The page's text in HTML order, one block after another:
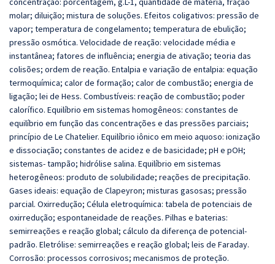
molar; diluição; mistura de soluções. Efeitos coligativos: pressão de
vapor; temperatura de congelamento; temperatura de ebulição;
pressão osmótica. Velocidade de reação: velocidade média e
instantânea; fatores de influência; energia de ativação; teoria das
colisões; ordem de reação. Entalpia e variação de entalpia: equação
termoquímica; calor de formação; calor de combustão; energia de
ligação; lei de Hess. Combustíveis: reação de combustão; poder
calorífico. Equilíbrio em sistemas homogêneos: constantes de
equilíbrio em função das concentrações e das pressões parciais;
princípio de Le Chatelier. Equilíbrio iônico em meio aquoso: ionização
e dissociação; constantes de acidez e de basicidade; pH e pOH;
sistemas- tampão; hidrólise salina. Equilíbrio em sistemas
heterogêneos: produto de solubilidade; reações de precipitação.
Gases ideais: equação de Clapeyron; misturas gasosas; pressão
parcial. Oxirredução; Célula eletroquímica: tabela de potenciais de
oxirredução; espontaneidade de reações. Pilhas e baterias:
semirreações e reação global; cálculo da diferença de potencial-
padrão. Eletrólise: semirreações e reação global; leis de Faraday.
Corrosão: processos corrosivos; mecanismos de proteção.